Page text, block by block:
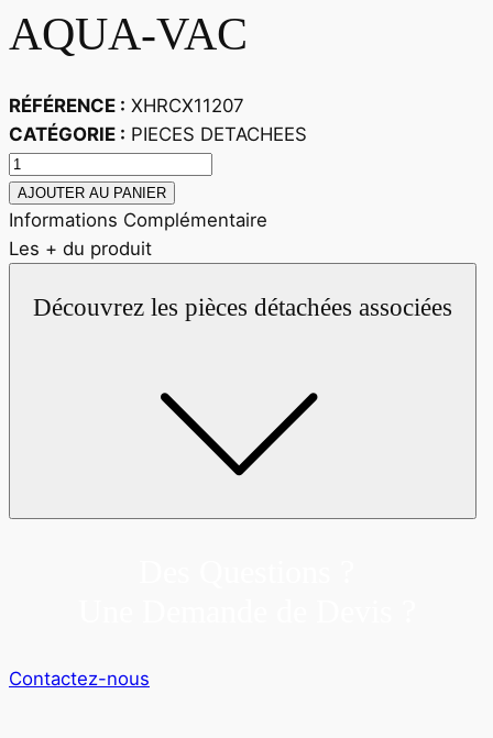
AQUA-VAC
RÉFÉRENCE : XHRCX11207
CATÉGORIE : PIECES DETACHEES
quantité
de
PLAQUE
RESTRICTIVE
MODELE
AJOUTER AU PANIER
Informations Complémentaire
Les + du produit
Découvrez les pièces détachées associées
Contactez-nous